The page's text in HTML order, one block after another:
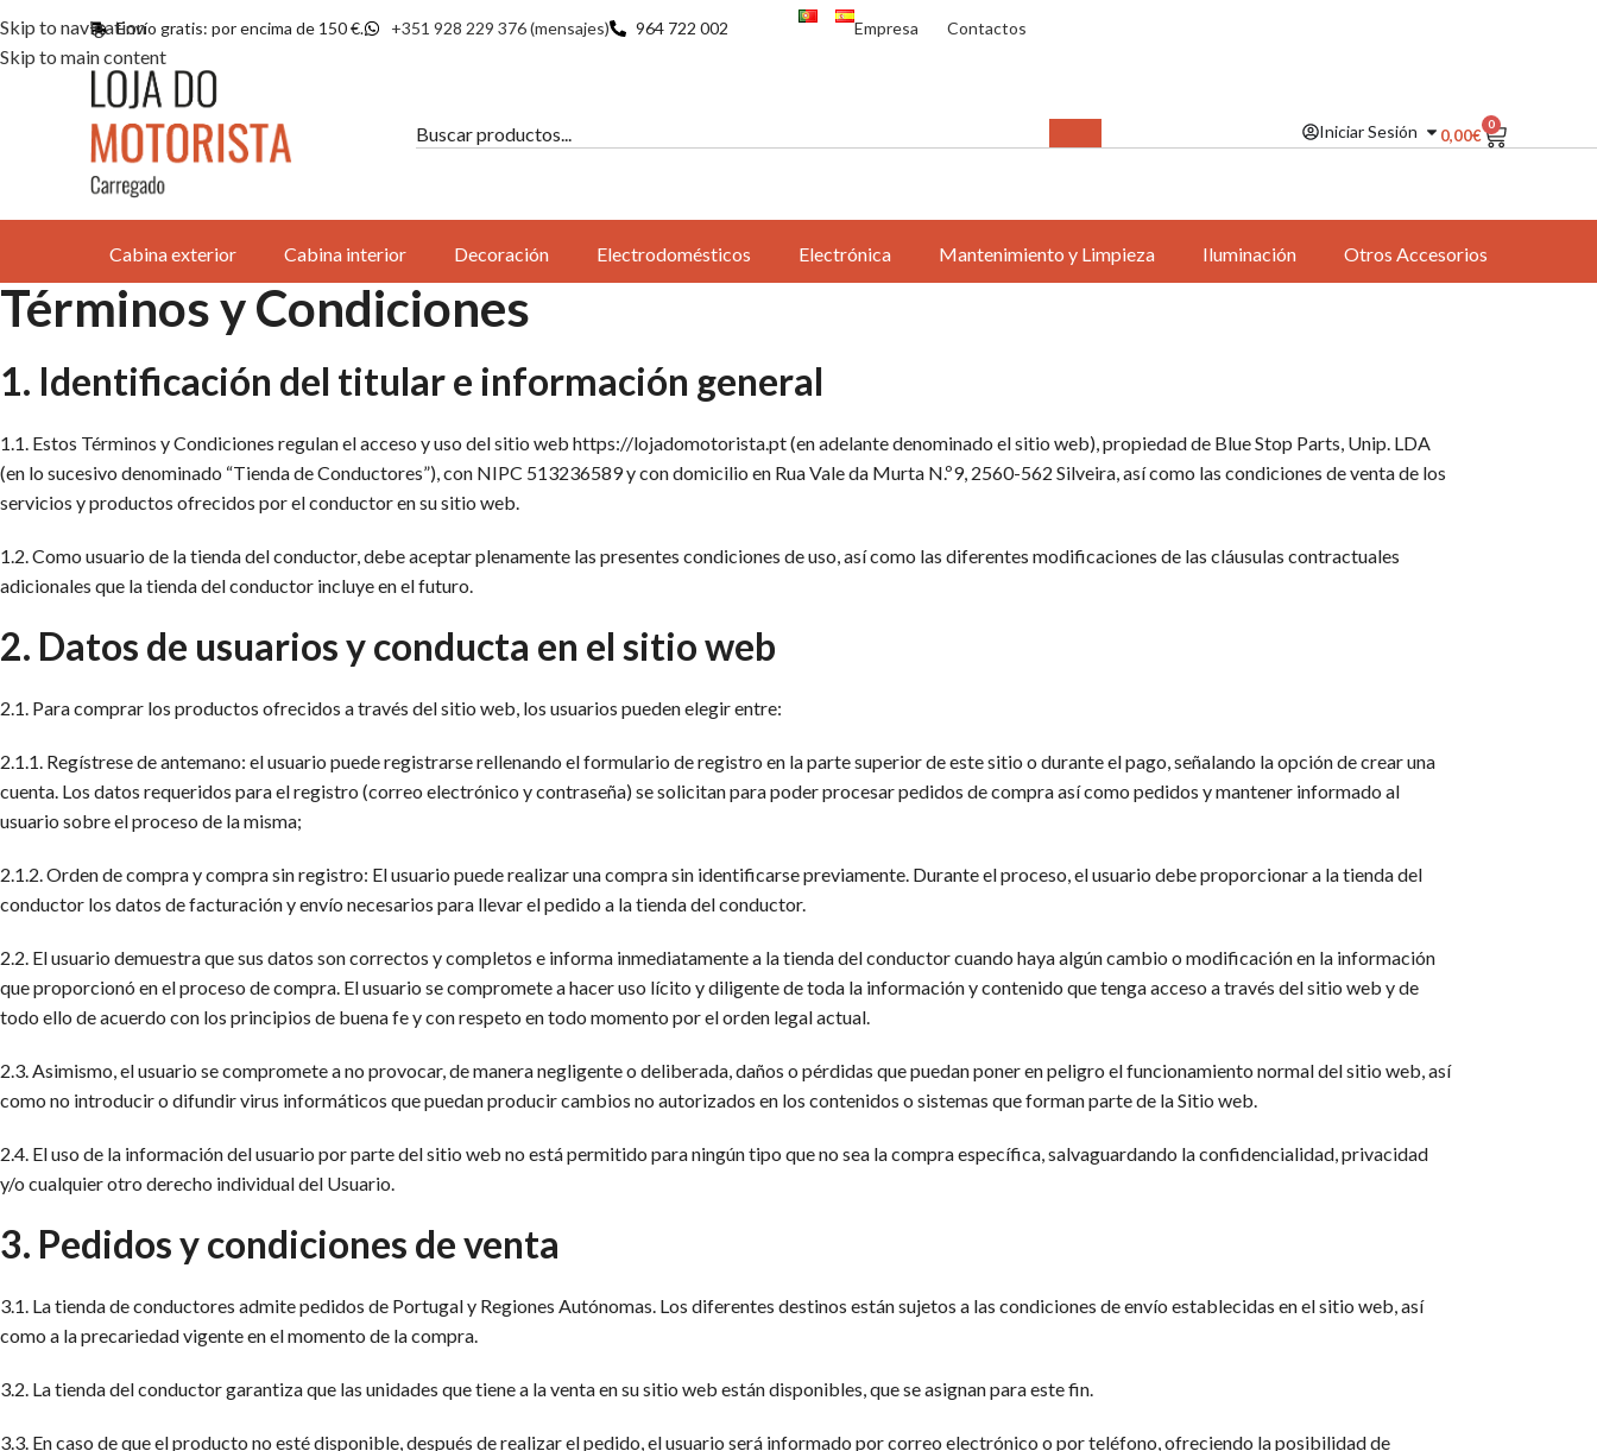
Skip to navigation
Skip to main content
Envío gratis: por encima de 150 €. +351 928 229 376 (mensajes) 964 722 002 Empresa Contactos
Iniciar Sesión 0,00€
0
Cabina exterior Cabina interior Decoración Electrodomésticos Electrónica Mantenimiento y Limpieza Iluminación Otros Accesorios
Términos y Condiciones
1. Identificación del titular e información general
1.1. Estos Términos y Condiciones regulan el acceso y uso del sitio web https://lojadomotorista.pt (en adelante denominado el sitio web), propiedad de Blue Stop Parts, Unip. LDA
(en lo sucesivo denominado “Tienda de Conductores”), con NIPC 513236589 y con domicilio en Rua Vale da Murta N.º9, 2560-562 Silveira, así como las condiciones de venta de los
servicios y productos ofrecidos por el conductor en su sitio web.
1.2. Como usuario de la tienda del conductor, debe aceptar plenamente las presentes condiciones de uso, así como las diferentes modificaciones de las cláusulas contractuales
adicionales que la tienda del conductor incluye en el futuro.
2. Datos de usuarios y conducta en el sitio web
2.1. Para comprar los productos ofrecidos a través del sitio web, los usuarios pueden elegir entre:
2.1.1. Regístrese de antemano: el usuario puede registrarse rellenando el formulario de registro en la parte superior de este sitio o durante el pago, señalando la opción de crear una
cuenta. Los datos requeridos para el registro (correo electrónico y contraseña) se solicitan para poder procesar pedidos de compra así como pedidos y mantener informado al
usuario sobre el proceso de la misma;
2.1.2. Orden de compra y compra sin registro: El usuario puede realizar una compra sin identificarse previamente. Durante el proceso, el usuario debe proporcionar a la tienda del
conductor los datos de facturación y envío necesarios para llevar el pedido a la tienda del conductor.
2.2. El usuario demuestra que sus datos son correctos y completos e informa inmediatamente a la tienda del conductor cuando haya algún cambio o modificación en la información
que proporcionó en el proceso de compra. El usuario se compromete a hacer uso lícito y diligente de toda la información y contenido que tenga acceso a través del sitio web y de
todo ello de acuerdo con los principios de buena fe y con respeto en todo momento por el orden legal actual.
2.3. Asimismo, el usuario se compromete a no provocar, de manera negligente o deliberada, daños o pérdidas que puedan poner en peligro el funcionamiento normal del sitio web, así
como no introducir o difundir virus informáticos que puedan producir cambios no autorizados en los contenidos o sistemas que forman parte de la Sitio web.
2.4. El uso de la información del usuario por parte del sitio web no está permitido para ningún tipo que no sea la compra específica, salvaguardando la confidencialidad, privacidad
y/o cualquier otro derecho individual del Usuario.
3. Pedidos y condiciones de venta
3.1. La tienda de conductores admite pedidos de Portugal y Regiones Autónomas. Los diferentes destinos están sujetos a las condiciones de envío establecidas en el sitio web, así
como a la precariedad vigente en el momento de la compra.
3.2. La tienda del conductor garantiza que las unidades que tiene a la venta en su sitio web están disponibles, que se asignan para este fin.
3.3. En caso de que el producto no esté disponible, después de realizar el pedido, el usuario será informado por correo electrónico o por teléfono, ofreciendo la posibilidad de